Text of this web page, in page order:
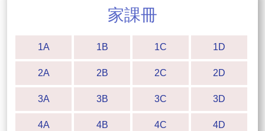
家課冊
1A 1B 1C 1D
2A 2B 2C 2D
3A 3B 3C 3D
4A 4B 4C 4D